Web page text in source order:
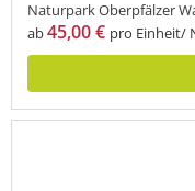
Naturpark Oberpfälzer
ab45,00 € pro Einheit/